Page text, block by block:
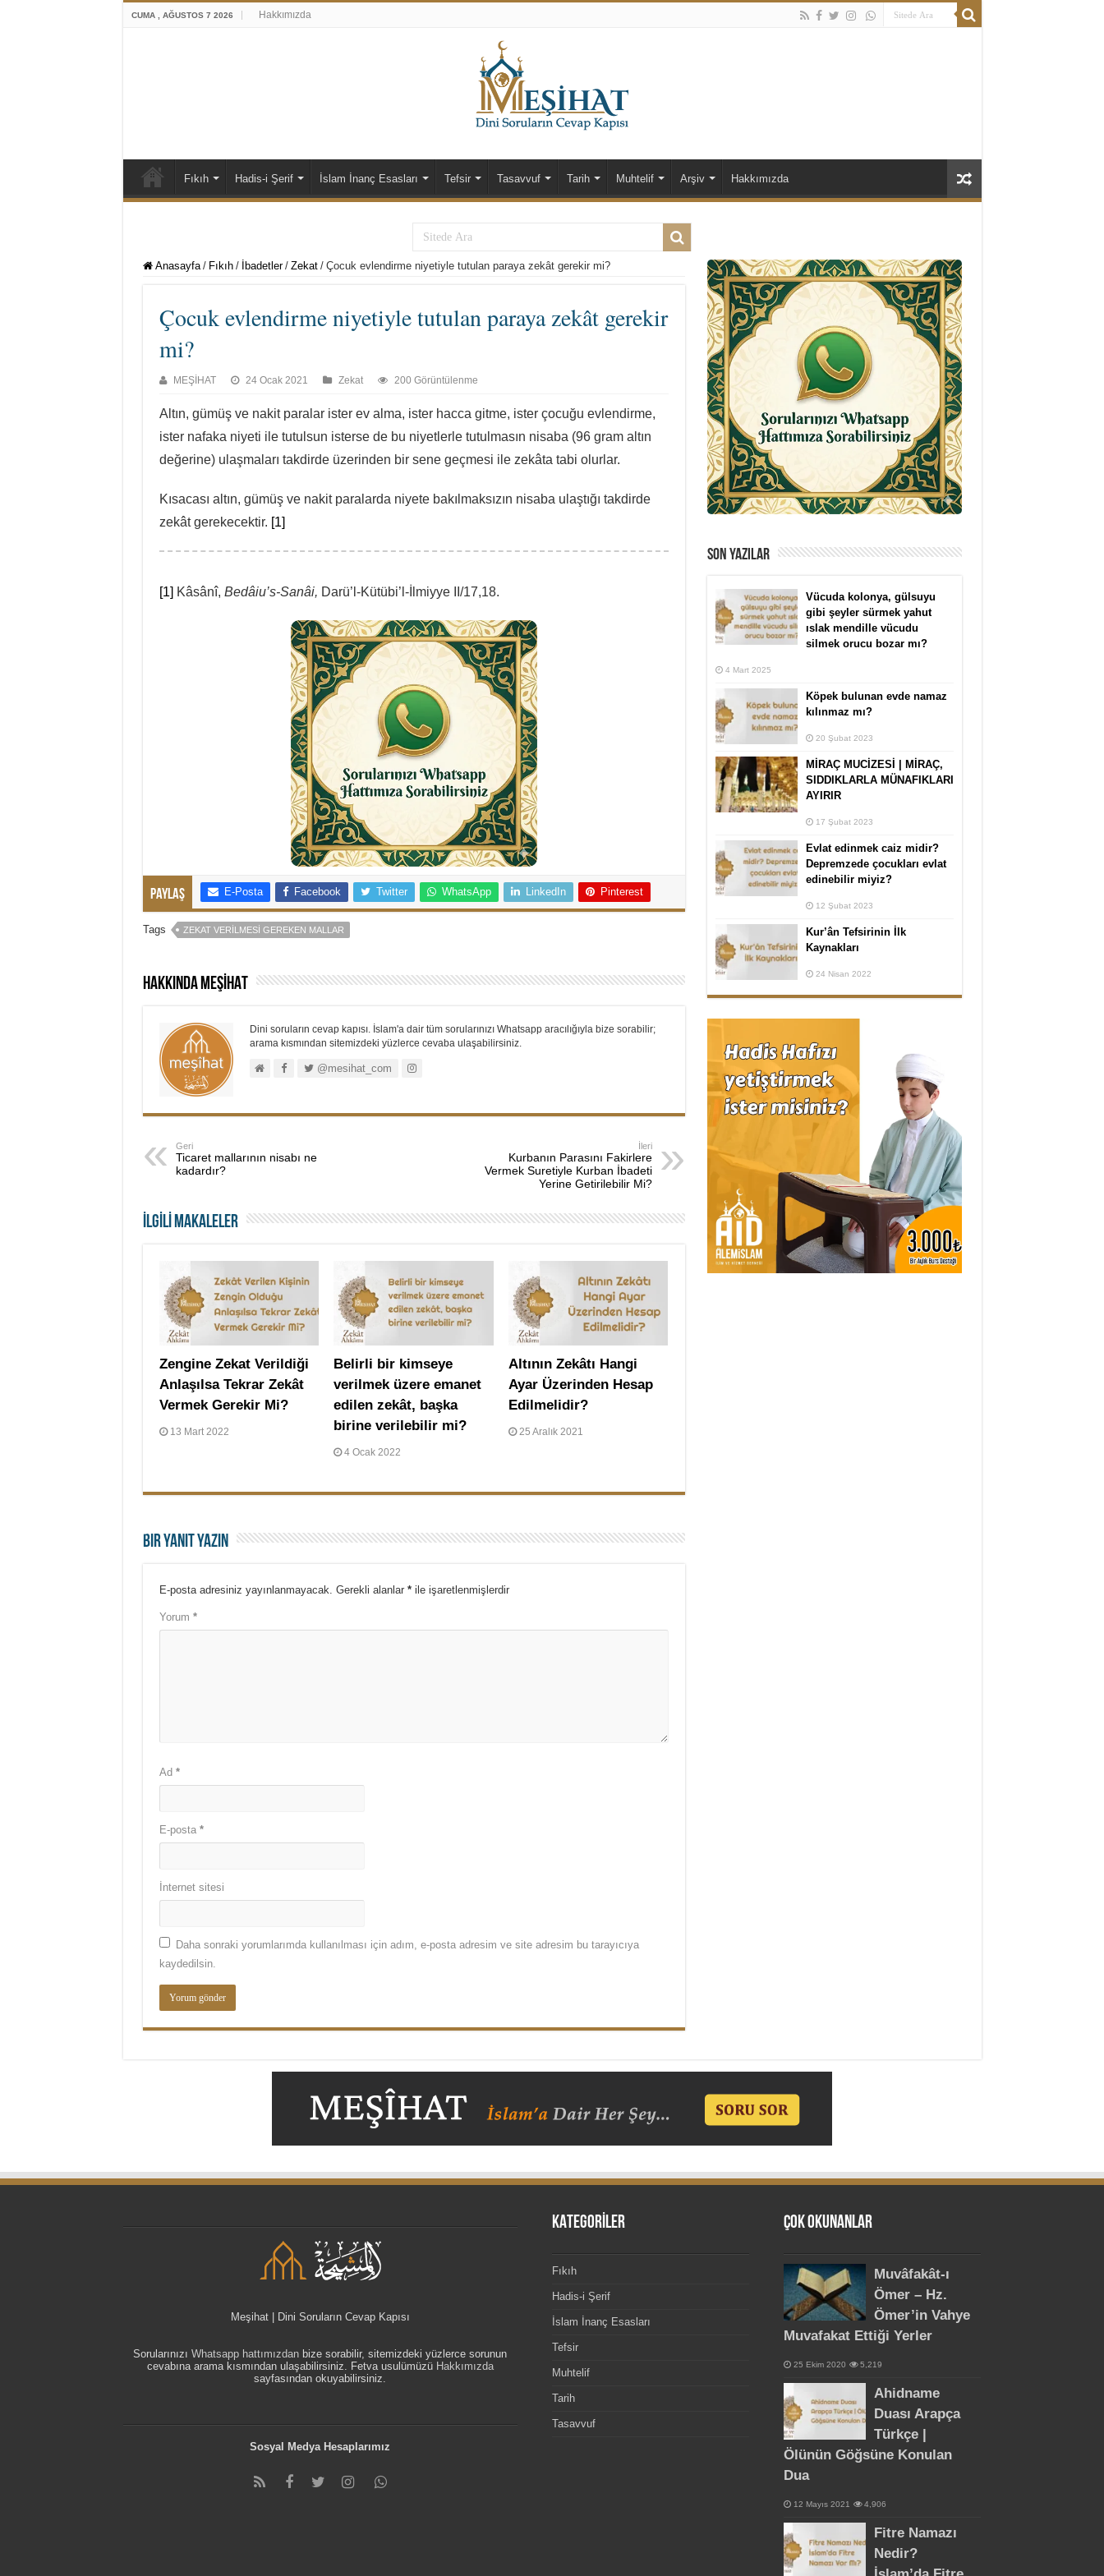
CUMA , AĞUSTOS 7 2026 Hakkımızda
Fıkıh Hadis-i Şerif İslam İnanç Esasları Tefsir Tasavvuf Tarih Muhtelif Arşiv Hakkımızda
Anasayfa / Fıkıh / İbadetler / Zekat / Çocuk evlendirme niyetiyle tutulan paraya zekât gerekir mi?
Çocuk evlendirme niyetiyle tutulan paraya zekât gerekir
mi?
MEŞİHAT 24 Ocak 2021 Zekat 200 Görüntülenme
Altın, gümüş ve nakit paralar ister ev alma, ister hacca gitme, ister çocuğu evlendirme,
ister nafaka niyeti ile tutulsun isterse de bu niyetlerle tutulmasın nisaba (96 gram altın
değerine) ulaşmaları takdirde üzerinden bir sene geçmesi ile zekâta tabi olurlar.
Kısacası altın, gümüş ve nakit paralarda niyete bakılmaksızın nisaba ulaştığı takdirde
zekât gerekecektir. [1]
[1] Kâsânî, Bedâiu’s-Sanâi, Darü’l-Kütübi’l-İlmiyye II/17,18.
Paylaş E-Posta Facebook Twitter WhatsApp LinkedIn Pinterest
Tags ZEKAT VERILMESI GEREKEN MALLAR
Hakkında MEŞİHAT
Dini soruların cevap kapısı. İslam'a dair tüm sorularınızı Whatsapp aracılığıyla bize sorabilir;
arama kısmından sitemizdeki yüzlerce cevaba ulaşabilirsiniz.
@mesihat_com
Geri
Ticaret mallarının nisabı ne
kadardır?
İleri
Kurbanın Parasını Fakirlere
Vermek Suretiyle Kurban İbadeti
Yerine Getirilebilir Mi?
İLGİLİ MAKALELER
Zengine Zekat Verildiği
Anlaşılsa Tekrar Zekât
Vermek Gerekir Mi?
13 Mart 2022
Belirli bir kimseye
verilmek üzere emanet
edilen zekât, başka
birine verilebilir mi?
4 Ocak 2022
Altının Zekâtı Hangi
Ayar Üzerinden Hesap
Edilmelidir?
25 Aralık 2021
Bir yanıt yazın
E-posta adresiniz yayınlanmayacak. Gerekli alanlar *ile işaretlenmişlerdir
Yorum *
Ad *
E-posta *
İnternet sitesi
Daha sonraki yorumlarımda kullanılması için adım, e-posta adresim ve site adresim bu tarayıcıya
kaydedilsin.
SON YAZILAR
Vücuda kolonya, gülsuyu
gibi şeyler sürmek yahut
ıslak mendille vücudu
silmek orucu bozar mı?
4 Mart 2025
Köpek bulunan evde namaz
kılınmaz mı?
20 Şubat 2023
MİRAÇ MUCİZESİ | MİRAÇ,
SIDDIKLARLA MÜNAFIKLARI
AYIRIR
17 Şubat 2023
Evlat edinmek caiz midir?
Depremzede çocukları evlat
edinebilir miyiz?
12 Şubat 2023
Kur’ân Tefsirinin İlk
Kaynakları
24 Nisan 2022
Meşihat | Dini Soruların Cevap Kapısı
SorularınızıWhatsapp hattımızdan bize sorabilir, sitemizdeki yüzlerce sorunun
cevabına arama kısmından ulaşabilirsiniz. Fetva usulümüzü Hakkımızda
sayfasından okuyabilirsiniz.
Sosyal Medya Hesaplarımız
KATEGORİLER
Fıkıh
Hadis-i Şerif
İslam İnanç Esasları
Tefsir
Muhtelif
Tarih
Tasavvuf
Çok Okunanlar
Muvâfakât-ı
Ömer – Hz.
Ömer’in Vahye
Muvafakat Ettiği Yerler
25 Ekim 2020 5,219
Ahidname
Duası Arapça
Türkçe |
Ölünün Göğsüne Konulan
Dua
12 Mayıs 2021 4,906
Fitre Namazı
Nedir?